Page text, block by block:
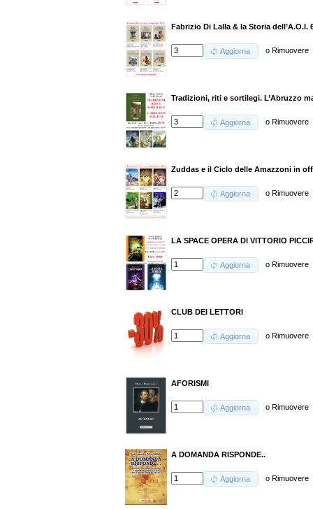
Fabrizio Di Lalla & la Storia dell’A.O.I.
Aggiorna oRimuovere
Tradizioni, riti e sortilegi. L’Abruzzo
Aggiorna oRimuovere
Zuddas e il Ciclo delle Amazzoni in
Aggiorna oRimuovere
LA SPACE OPERA DI VITTORIO
Aggiorna oRimuovere
CLUB DEI LETTORI
Aggiorna oRimuovere
AFORISMI
Aggiorna oRimuovere
A DOMANDA RISPONDE..
Aggiorna oRimuovere